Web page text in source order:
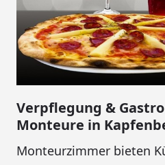
Verpflegung &
Monteure in
Monteurzimmer bieten